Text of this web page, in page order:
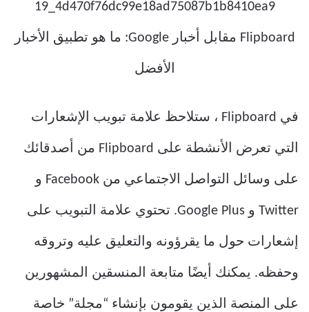
في Flipboard ، ستلاحظ علامة تبويب الإشعارات
التي تعرض الأنشطة على Flipboard من أصدقائك
على وسائل التواصل الاجتماعي من Facebook و
Twitter و Google Plus. تحتوي علامة التبويب على
إشعارات حول ما يقرؤونه والتعليق عليه وتروقه
وحفظه. يمكنك أيضًا متابعة المنسقين المشهورين
على المنصة الذين يقومون بإنشاء “مجلة” خاصة